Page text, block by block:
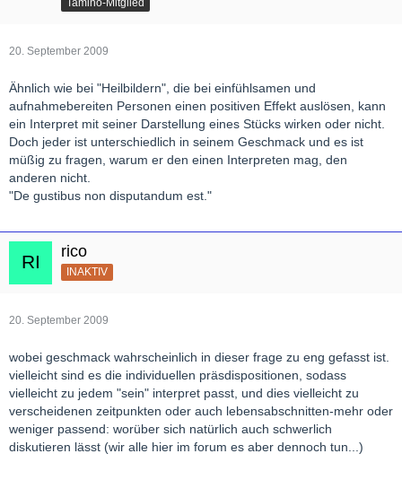
20. September 2009
Ähnlich wie bei "Heilbildern", die bei einfühlsamen und
aufnahmebereiten Personen einen positiven Effekt auslösen, kann
ein Interpret mit seiner Darstellung eines Stücks wirken oder nicht.
Doch jeder ist unterschiedlich in seinem Geschmack und es ist
müßig zu fragen, warum er den einen Interpreten mag, den
anderen nicht.
"De gustibus non disputandum est."
rico
INAKTIV
20. September 2009
wobei geschmack wahrscheinlich in dieser frage zu eng gefasst ist.
vielleicht sind es die individuellen präsdispositionen, sodass
vielleicht zu jedem "sein" interpret passt, und dies vielleicht zu
verscheidenen zeitpunkten oder auch lebensabschnitten-mehr oder
weniger passend: worüber sich natürlich auch schwerlich
diskutieren lässt (wir alle hier im forum es aber dennoch tun...)